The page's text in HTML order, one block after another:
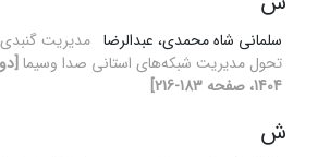
سلمانی شاه محمدی، عبدالرضا مدیریت
تحول مدیریت شبکه‌های استانی صدا وسیما
1404، صفحه 183-216]
ش